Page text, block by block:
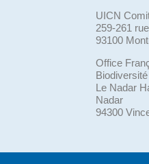
UICN
259-261
93100
Office
Biodiversité
Le Nadar
Nadar
94300